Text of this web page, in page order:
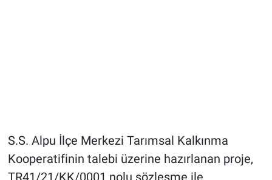
S.S. Alpu İlçe Merkezi Tarımsal Kalkınma
Kooperatifinin talebi üzerine hazırlanan proje,